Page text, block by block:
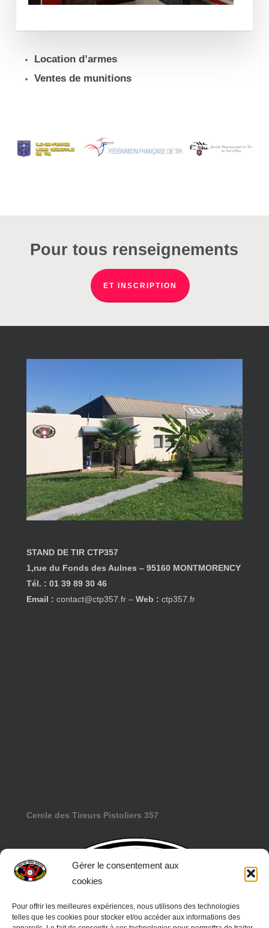
Gérer le consentement aux
cookies
Pour offrir les meilleures expériences, nous utilisons des technologies
telles que les cookies pour stocker et/ou accéder aux informations des
Location d’armes
Ventes de munitions
Pour tous renseignements
ET INSCRIPTION
STAND DE TIR CTP357
1,rue du Fonds des Aulnes – 95160 MONTMORENCY
Tél. : 01 39 89 30 46
Email : contact@ctp357.fr –Web : ctp357.fr
Cercle des Tireurs Pistoliers 357